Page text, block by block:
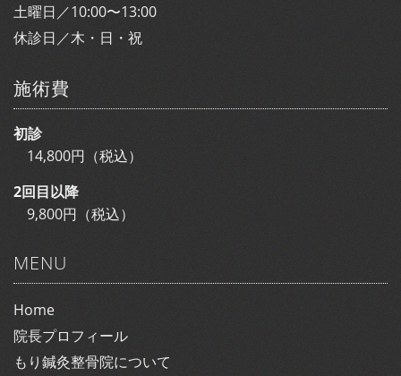
土曜日／10:00〜13:00
休診日／木・日・祝
施術費
初診
14,800円（税込）
2回目以降
9,800円（税込）
MENU
Home
院長プロフィール
もり鍼灸整骨院について